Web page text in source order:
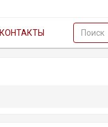
КОНТАКТЫ